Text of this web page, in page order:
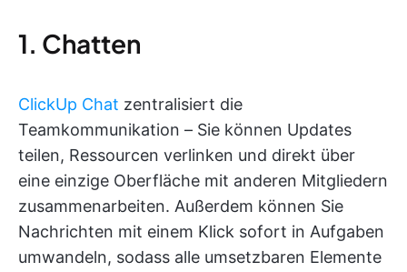
1. Chatten
ClickUp Chat zentralisiert die
Teamkommunikation – Sie können Updates
teilen, Ressourcen verlinken und direkt über
eine einzige Oberfläche mit anderen Mitgliedern
zusammenarbeiten. Außerdem können Sie
Nachrichten mit einem Klick sofort in Aufgaben
umwandeln, sodass alle umsetzbaren Elemente